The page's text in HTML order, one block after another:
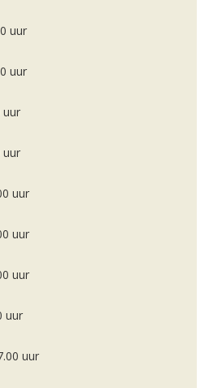
uur
uur
uur
uur
uur
uur
uur
uur
uur